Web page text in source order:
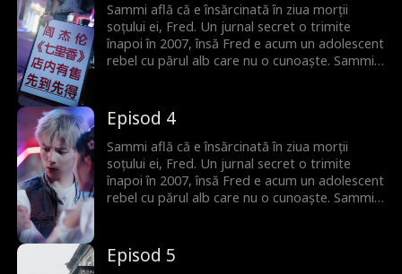
Sammi află că e însărcinată în ziua morții
soțului ei, Fred. Un jurnal secret o trimite
înapoi în 2007, însă Fred e acum un adolescent
rebel cu părul alb care nu o cunoaște. Sammi
Episod 4
Sammi află că e însărcinată în ziua morții
soțului ei, Fred. Un jurnal secret o trimite
înapoi în 2007, însă Fred e acum un adolescent
rebel cu părul alb care nu o cunoaște. Sammi
Episod 5